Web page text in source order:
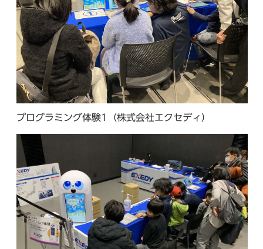
プログラミング体験1（株式会社エクセディ）